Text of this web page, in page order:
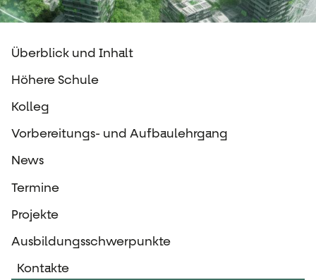
Überblick und Inhalt
Höhere Schule
Kolleg
Vorbereitungs- und Aufbaulehrgang
News
Termine
Projekte
Ausbildungsschwerpunkte
Kontakte